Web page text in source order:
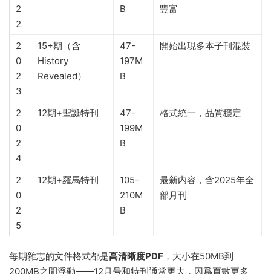
2
2
B
豐富
2
0
2
3
15+期（含
History
Revealed）
47-
197M
B
開始出現多本子刊混裝
2
0
2
4
12期+聖誕特刊
47-
199M
B
格式統一，品質穩定
2
0
2
5
12期+羅馬特刊
105-
210M
B
最新内容，含2025年全
部月刊
每期雜志的文件格式都是高清晰度PDF ，大小在50MB到
200MB之間浮動——12月号和特刊通常更大，因爲頁數更多、